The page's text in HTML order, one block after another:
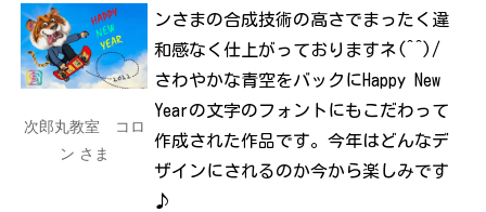
次郎丸教室 コロ
ン さま
ンさまの合成技術の高さでまったく違
和感なく仕上がっておりますネ(^^)/
さわやかな青空をバックにHappy New
Yearの文字のフォントにもこだわって
作成された作品です。今年はどんなデ
ザインにされるのか今から楽しみです
♪